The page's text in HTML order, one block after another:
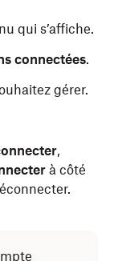
qui s’affiche.
connectées.
gérer.
,
à côté